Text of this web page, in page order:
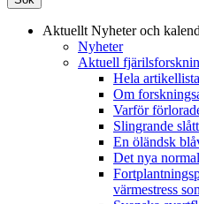
Aktuellt Nyheter och
Nyheter
Aktuell
Hela
Om
Varför
Slingrande
En öländsk
Det nya
värmestress